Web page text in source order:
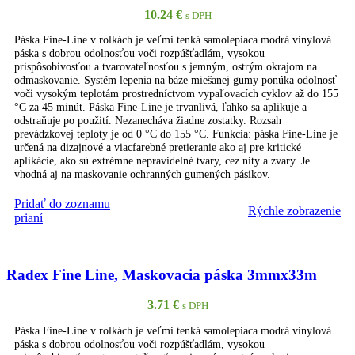
10.24 € s DPH
Páska Fine-Line v rolkách je veľmi tenká samolepiaca modrá vinylová
páska s dobrou odolnosťou voči rozpúšťadlám, vysokou
prispôsobivosťou a tvarovateľnosťou s jemným, ostrým okrajom na
odmaskovanie. Systém lepenia na báze miešanej gumy ponúka odolnosť
voči vysokým teplotám prostredníctvom vypaľovacích cyklov až do 155
°C za 45 minút. Páska Fine-Line je trvanlivá, ľahko sa aplikuje a
odstraňuje po použití. Nezanecháva žiadne zostatky. Rozsah
prevádzkovej teploty je od 0 °C do 155 °C. Funkcia: páska Fine-Line je
určená na dizajnové a viacfarebné pretieranie ako aj pre kritické
aplikácie, ako sú extrémne nepravidelné tvary, cez nity a zvary. Je
vhodná aj na maskovanie ochranných gumených pásikov.
Pridať do zoznamu
prianí
Rýchle zobrazenie
Radex Fine Line, Maskovacia páska 3mmx33m
3.71 € s DPH
Páska Fine-Line v rolkách je veľmi tenká samolepiaca modrá vinylová
páska s dobrou odolnosťou voči rozpúšťadlám, vysokou